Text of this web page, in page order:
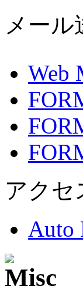
メール
Web
アクセ
Auto